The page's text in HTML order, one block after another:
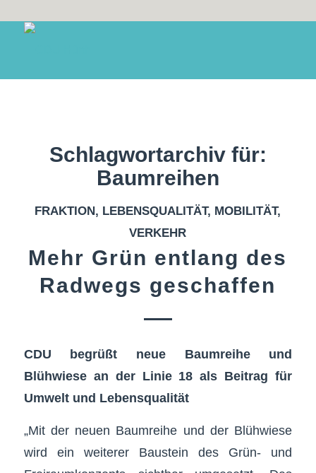
Schlagwortarchiv für:
Baumreihen
FRAKTION, LEBENSQUALITÄT, MOBILITÄT,
VERKEHR
Mehr Grün entlang des
Radwegs geschaffen
CDU begrüßt neue Baumreihe und
Blühwiese an der Linie 18 als Beitrag für
Umwelt und Lebensqualität
„Mit der neuen Baumreihe und der Blühwiese
wird ein weiterer Baustein des Grün- und